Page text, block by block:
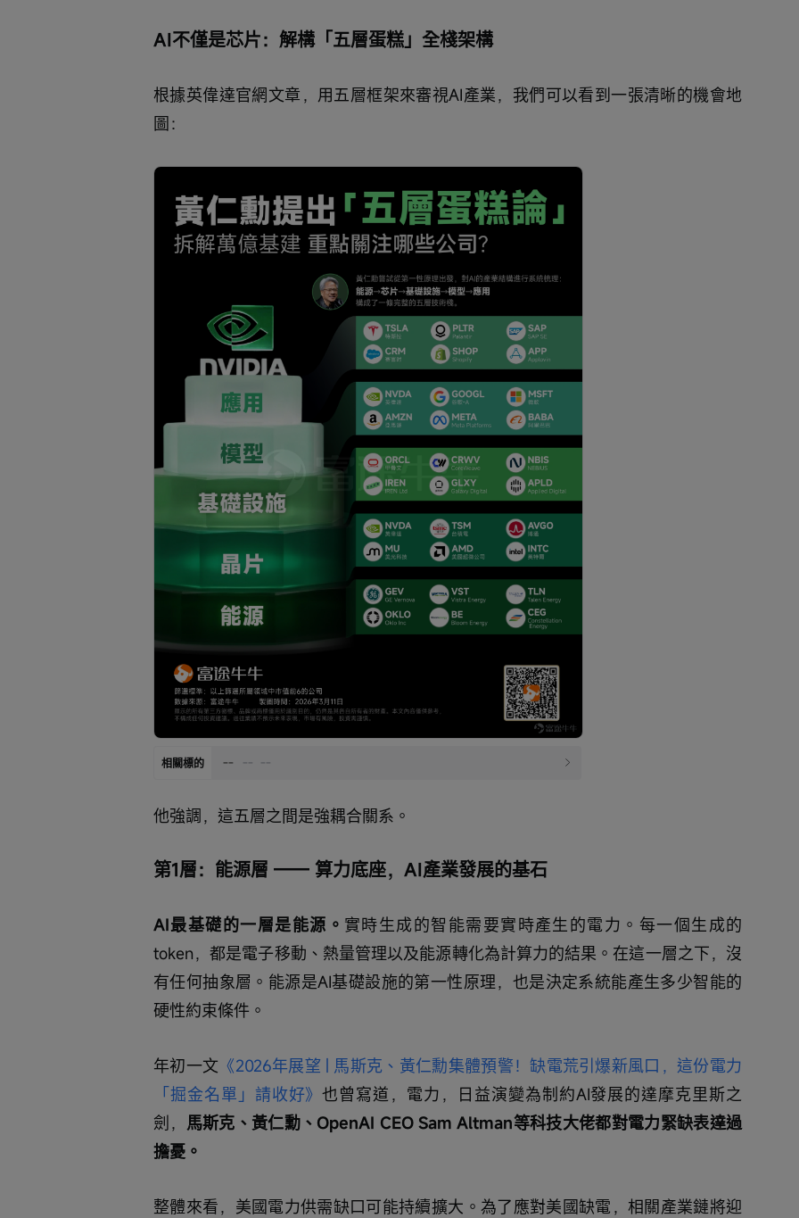
AI不僅是芯片：解構「五層蛋糕」全棧架構
根據英偉達官網文章，用五層框架來審視AI產業，我們可以看到一張清晰的機會地
圖：
相關標的 -- -- --
他強調，這五層之間是強耦合關系。
第1層：能源層 —— 算力底座，AI產業發展的基石
AI最基礎的一層是能源。 實時生成的智能需要實時產生的電力。每一個生成的
token，都是電子移動、熱量管理以及能源轉化為計算力的結果。在這一層之下，沒
有任何抽象層。能源是AI基礎設施的第一性原理，也是決定系統能產生多少智能的
硬性約束條件。
年初一文 《2026年展望 | 馬斯克、黃仁勳集體預警！缺電荒引爆新風口，這份電力
「掘金名單」請收好》也曾寫道，電力，日益演變為制約AI發展的達摩克里斯之
劍， 馬斯克、黃仁勳、OpenAI CEO Sam Altman等科技大佬都對電力緊缺表達過
擔憂。
整體來看，美國電力供需缺口可能持續擴大。為了應對美國缺電，相關產業鏈將迎